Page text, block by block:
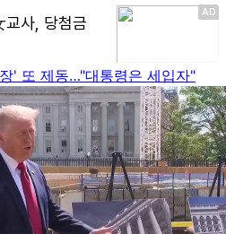
' 또 제동…"대통령은 세입자"